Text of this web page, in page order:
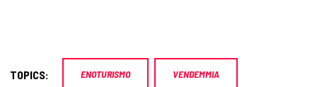
TOPICS: ENOTURISMO VENDEMMIA